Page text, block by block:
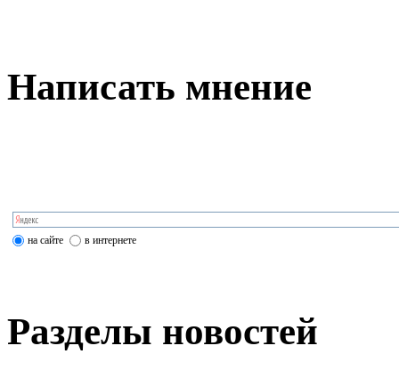
Написать мнение
на сайте в интернете
Разделы новостей